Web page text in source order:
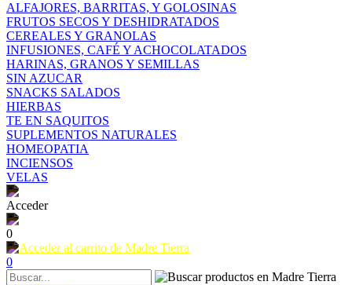
ALFAJORES, BARRITAS, Y GOLOSINAS
FRUTOS SECOS Y DESHIDRATADOS
CEREALES Y GRANOLAS
INFUSIONES, CAFÉ Y ACHOCOLATADOS
HARINAS, GRANOS Y SEMILLAS
SIN AZUCAR
SNACKS SALADOS
HIERBAS
TE EN SAQUITOS
SUPLEMENTOS NATURALES
HOMEOPATIA
INCIENSOS
VELAS
Acceder
0
0